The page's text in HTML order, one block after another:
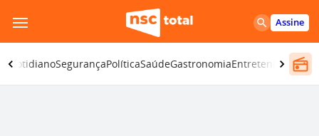
para
o
conteúdo
Assine
CotidianoSegurançaPolíticaSaúdeGastronomiaEntretenimento